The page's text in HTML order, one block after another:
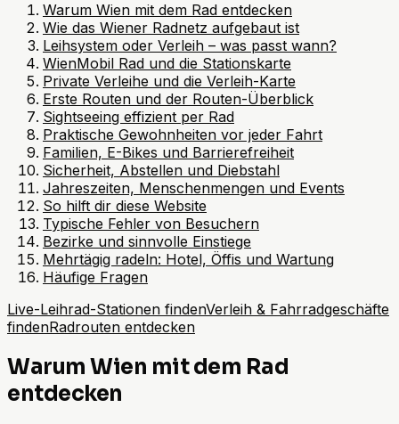
Warum Wien mit dem Rad entdecken
Wie das Wiener Radnetz aufgebaut ist
Leihsystem oder Verleih – was passt wann?
WienMobil Rad und die Stationskarte
Private Verleihe und die Verleih-Karte
Erste Routen und der Routen-Überblick
Sightseeing effizient per Rad
Praktische Gewohnheiten vor jeder Fahrt
Familien, E-Bikes und Barrierefreiheit
Sicherheit, Abstellen und Diebstahl
Jahreszeiten, Menschenmengen und Events
So hilft dir diese Website
Typische Fehler von Besuchern
Bezirke und sinnvolle Einstiege
Mehrtägig radeln: Hotel, Öffis und Wartung
Häufige Fragen
Live-Leihrad-Stationen findenVerleih & Fahrradgeschäfte
findenRadrouten entdecken
Warum Wien mit dem Rad
entdecken